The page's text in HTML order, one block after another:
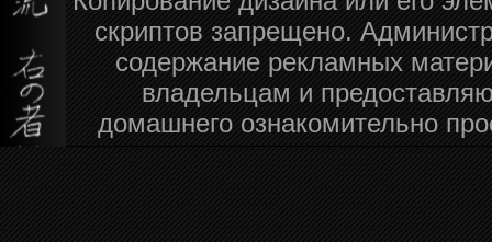
скриптов запрещено.
содержание рекламных
владельцам и
домашнего ознакомительно